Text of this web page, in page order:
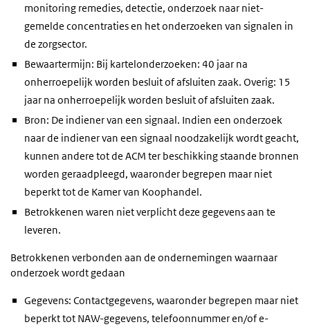
monitoring remedies, detectie, onderzoek naar niet-
gemelde concentraties en het onderzoeken van signalen in
de zorgsector.
Bewaartermijn: Bij kartelonderzoeken: 40 jaar na
onherroepelijk worden besluit of afsluiten zaak. Overig: 15
jaar na onherroepelijk worden besluit of afsluiten zaak.
Bron: De indiener van een signaal. Indien een onderzoek
naar de indiener van een signaal noodzakelijk wordt geacht,
kunnen andere tot de ACM ter beschikking staande bronnen
worden geraadpleegd, waaronder begrepen maar niet
beperkt tot de Kamer van Koophandel.
Betrokkenen waren niet verplicht deze gegevens aan te
leveren.
Betrokkenen verbonden aan de ondernemingen waarnaar
onderzoek wordt gedaan
Gegevens: Contactgegevens, waaronder begrepen maar niet
beperkt tot NAW-gegevens, telefoonnummer en/of e-